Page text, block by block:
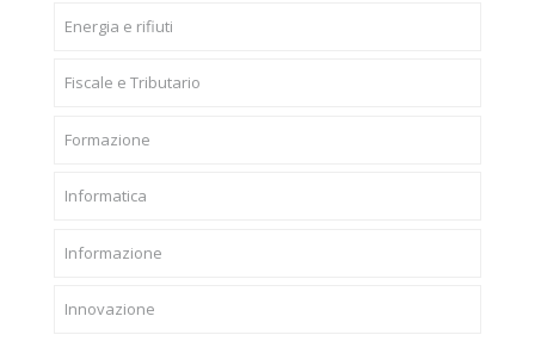
Energia e rifiuti
Fiscale e Tributario
Formazione
Informatica
Informazione
Innovazione